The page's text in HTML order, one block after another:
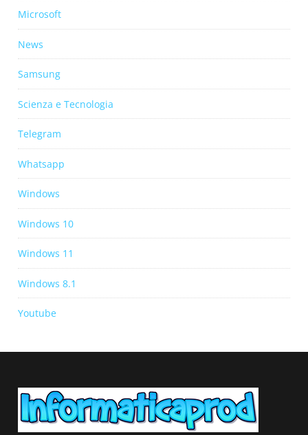
Microsoft
News
Samsung
Scienza e Tecnologia
Telegram
Whatsapp
Windows
Windows 10
Windows 11
Windows 8.1
Youtube